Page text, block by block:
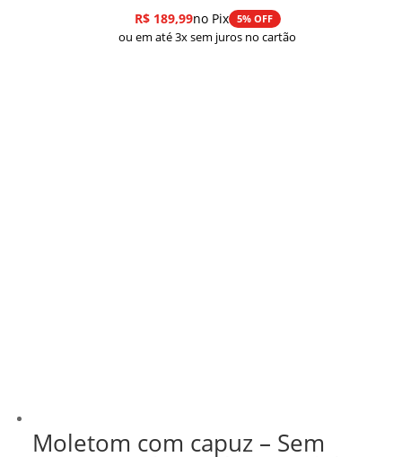
R$189,99no Pix 5% OFF
ou em até 3x sem juros no cartão
Moletom com capuz – Sem